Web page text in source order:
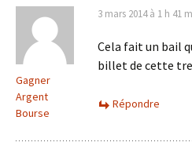
Gagner
Argent
Bourse
3 mars 2014 à 1 h 41
Cela fait un bail
billet de cette
Répondre